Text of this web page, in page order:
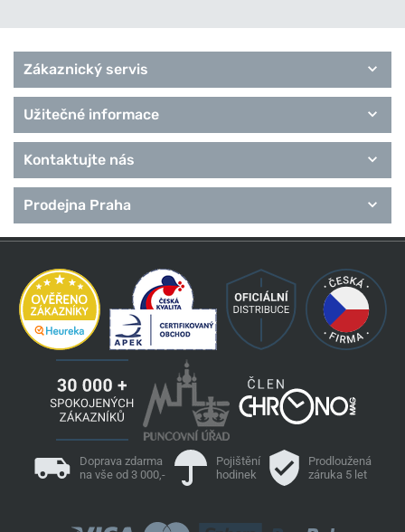
Zákaznický servis
Užitečné informace
Kontaktujte nás
Prodejna Praha
Doprava zdarma
na vše od 3 000,-
Pojištění
hodinek
Prodloužená
záruka 5 let